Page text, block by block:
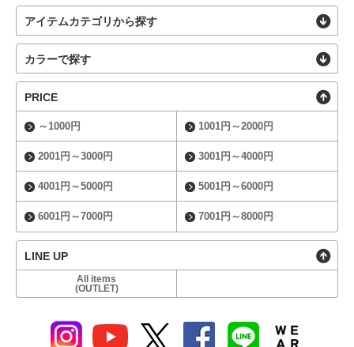
アイテムカテゴリから探す
カラーで探す
PRICE
～1000円 1001円～2000円
2001円～3000円 3001円～4000円
4001円～5000円 5001円～6000円
6001円～7000円 7001円～8000円
LINE UP
All items
(OUTLET)